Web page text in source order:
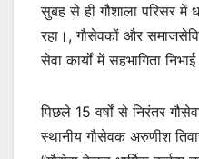
सुबह से ही गौशाला परिसर में
रहा।, गौसेवकों और
सेवा कार्यों में सहभागिता
पिछले 15 वर्षों से निरंतर
स्थानीय गौसेवक अरुणीश